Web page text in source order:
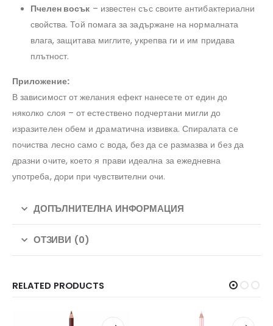
Пчелен восък – известен със своите антибактериални
свойства. Той помага за задържане на нормалната
влага, защитава миглите, укрепва ги и им придава
плътност.
Приложение:
В зависимост от желания ефект нанесете от един до
няколко слоя – от естествено подчертани мигли до
изразителен обем и драматична извивка. Спиралата се
почиства лесно само с вода, без да се размазва и без да
дразни очите, което я прави идеална за ежедневна
употреба, дори при чувствителни очи.
ДОПЪЛНИТЕЛНА ИНФОРМАЦИЯ
ОТЗИВИ (0)
RELATED PRODUCTS